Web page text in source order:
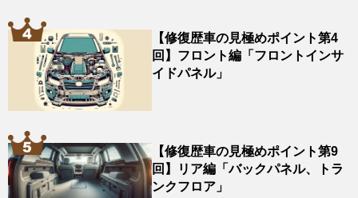
【修復歴車の見極めポイント第4
回】フロント編「フロントインサ
イドパネル」
【修復歴車の見極めポイント第9
回】リア編「バックパネル、トラ
ンクフロア」